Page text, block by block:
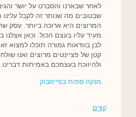
לאחר שבארנו והסברנו על יושר
שבטובים מה שנותר זה לקבל עלינו
המרוצים היא ארוכה ביותר. עסק
מעיד עליו בעצם הכול. וכאן אצלנו
לבן בוודאות גמורה תוכלו למצוא
קטן של פציינטים מרוצים ואנו
ולהיווכח בעצמכם באמיתות דברינו.
מנקה ספות בפייסבוק
קודם